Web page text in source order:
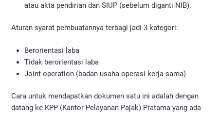
atau akta pendirian dan SIUP (sebelum diganti NIB).
Aturan syarat pembuatannya terbagi jadi 3 kategori:
Berorientasi laba
Tidak berorientasi laba
Joint operation (badan usaha operasi kerja sama)
Cara untuk mendapatkan dokumen satu ini adalah dengan
datang ke KPP (Kantor Pelayanan Pajak) Pratama yang ada